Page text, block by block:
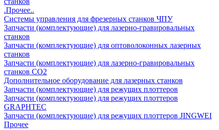
.Прочее..
Системы управления для фрезерных станков ЧПУ
Запчасти (комплектующие) для лазерно-гравировальных
станков
Запчасти (комплектующие) для оптоволоконных лазерных
станков
Запчасти (комплектующие) для лазерно-гравировальных
станков CO2
Дополнительное оборудование для лазерных станков
Запчасти (комплектующие) для режущих плоттеров
Запчасти (комплектующие) для режущих плоттеров
GRAPHTEC
Запчасти (комплектующие) для режущих плоттеров JINGWEI
Прочее